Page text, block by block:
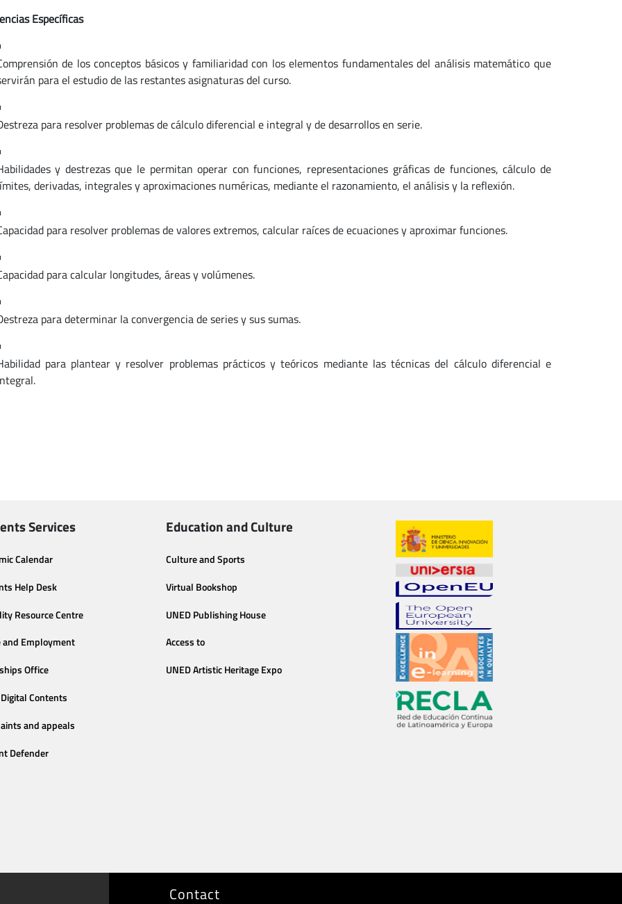
Específicas
de los conceptos básicos y familiaridad con los elementos fundamentales del análisis matemático que
para el estudio de las restantes asignaturas del curso.
para resolver problemas de cálculo diferencial e integral y de desarrollos en serie.
y destrezas que le permitan operar con funciones, representaciones gráficas de funciones, cálculo de
derivadas, integrales y aproximaciones numéricas, mediante el razonamiento, el análisis y la reflexión.
para resolver problemas de valores extremos, calcular raíces de ecuaciones y aproximar funciones.
para calcular longitudes, áreas y volúmenes.
para determinar la convergencia de series y sus sumas.
para plantear y resolver problemas prácticos y teóricos mediante las técnicas del cálculo diferencial e
Services
Calendar
Help Desk
Resource Centre
and Employment
Office
Contents
and appeals
Defender
Education and Culture
Culture and Sports
Virtual Bookshop
UNED Publishing House
Access to
UNED Artistic Heritage Expo
Contact